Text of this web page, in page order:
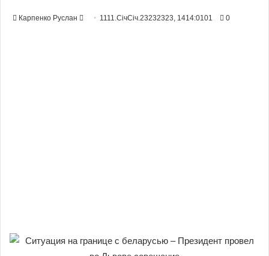
Карпенко Руслан
Send 1111.СічСіч.23232323, 1414:0101 0